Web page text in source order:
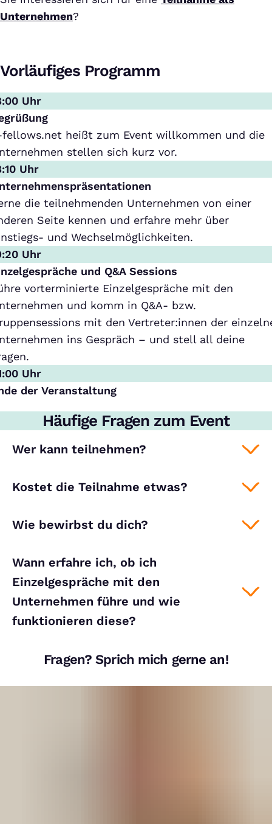
Unternehmen?
Vorläufiges Programm
Uhr
heißt zum Event willkommen und die
stellen sich kurz vor.
Uhr
die teilnehmenden Unternehmen von einer
Seite kennen und erfahre mehr über
und Wechselmöglichkeiten.
Uhr
und Q&A Sessions
vorterminierte Einzelgespräche mit den
und komm in Q&A- bzw.
mit den Vertreter:innen der
ins Gespräch – und stell all deine
Uhr
der Veranstaltung
Häufige Fragen zum Event
Wer kann teilnehmen?
Kostet die Teilnahme etwas?
Wie bewirbst du dich?
Wann erfahre ich, ob ich
Einzelgespräche mit den
Unternehmen führe und wie
funktionieren diese?
Fragen? Sprich mich gerne an!